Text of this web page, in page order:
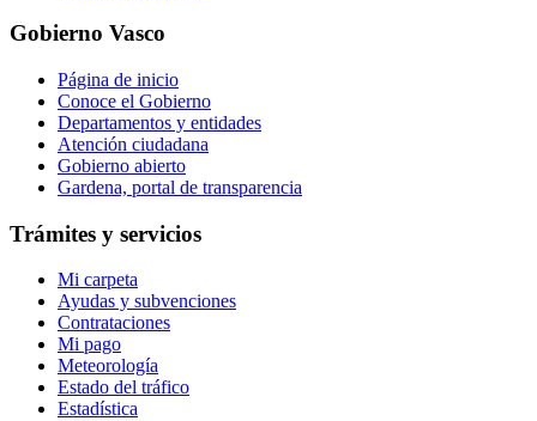
Gobierno Vasco
Página de inicio
Conoce el Gobierno
Departamentos y entidades
Atención ciudadana
Gobierno abierto
Gardena, portal de transparencia
Trámites y servicios
Mi carpeta
Ayudas y subvenciones
Contrataciones
Mi pago
Meteorología
Estado del tráfico
Estadística